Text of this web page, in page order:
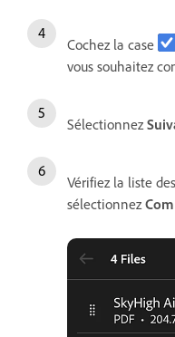
Cochez la case
vous souhaitez
Sélectionnez
Vérifiez la liste
sélectionnez